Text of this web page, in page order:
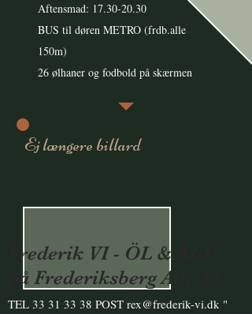
Aftensmad: 17.30-20.30
BUS til døren METRO (frdb.alle
150m)
26 ølhaner og fodbold på skærmen
Ej længere billard
Frederik VI - ÖL & ÄTA
på Frederiksberg Alle 42
TEL 33 31 33 38 POST rex@frederik-vi.dk "